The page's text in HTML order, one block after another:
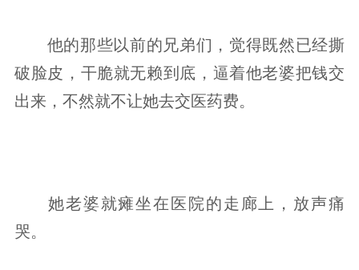
他的那些以前的兄弟们，觉得既然已经撕
破脸皮，干脆就无赖到底，逼着他老婆把钱交
出来，不然就不让她去交医药费。
她老婆就瘫坐在医院的走廊上，放声痛
哭。